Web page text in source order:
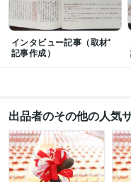
得意分野
ライティング・翻訳 ①ウェデ
婚式、PTA、学校、会社挨拶）
ウェディング 出版 新聞
ホテル
ライティング・翻訳 ホーム
学歴
武蔵大学 1994年3月 ~ 1998
立教大学 1995年3月 ~ 1996
英国留学 2000年7月 ~ 2001
インタビュー記事（取材⁺
記事作成）
出品者のその他の人気